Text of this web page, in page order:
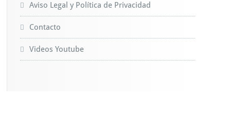
Aviso Legal y Política de Privacidad
Contacto
Videos Youtube